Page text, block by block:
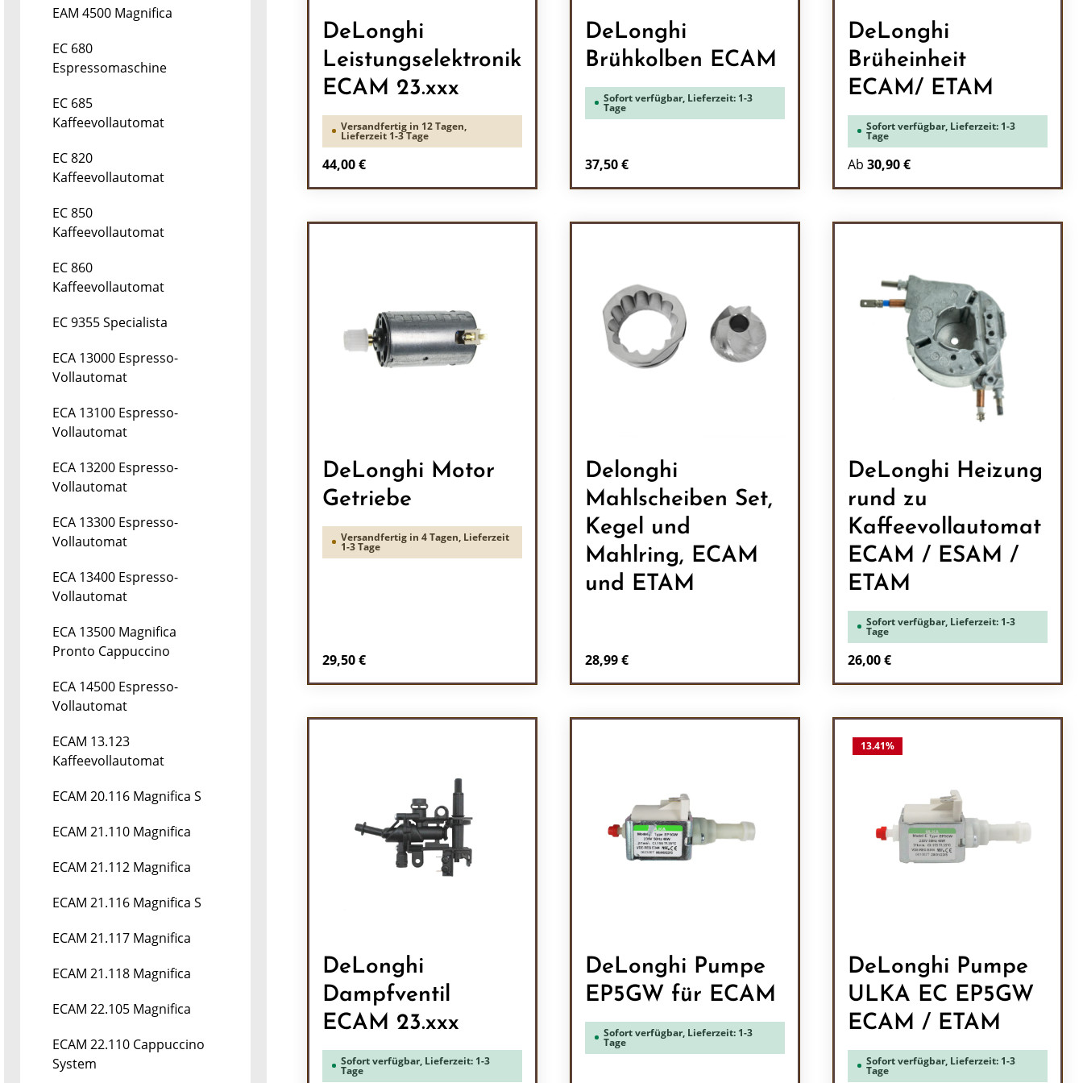
EAM 4500 Magnifica
EC 680
Espressomaschine
EC 685
Kaffeevollautomat
EC 820
Kaffeevollautomat
EC 850
Kaffeevollautomat
EC 860
Kaffeevollautomat
EC 9355 Specialista
ECA 13000 Espresso-
Vollautomat
ECA 13100 Espresso-
Vollautomat
ECA 13200 Espresso-
Vollautomat
ECA 13300 Espresso-
Vollautomat
ECA 13400 Espresso-
Vollautomat
ECA 13500 Magnifica
Pronto Cappuccino
ECA 14500 Espresso-
Vollautomat
ECAM 13.123
Kaffeevollautomat
ECAM 20.116 Magnifica S
ECAM 21.110 Magnifica
ECAM 21.112 Magnifica
ECAM 21.116 Magnifica S
ECAM 21.117 Magnifica
ECAM 21.118 Magnifica
ECAM 22.105 Magnifica
ECAM 22.110 Cappuccino
System
DeLonghi
Leistungselektronik
ECAM 23.xxx
Versandfertig in 12 Tagen,
Lieferzeit 1-3 Tage
Regulärer Preis:
44,00 €
DeLonghi
Brühkolben ECAM
Sofort verfügbar, Lieferzeit: 1-3
Tage
Regulärer Preis:
37,50 €
DeLonghi
Brüheinheit
ECAM/ ETAM
Sofort verfügbar, Lieferzeit: 1-3
Tage
Ab 30,90 €
DeLonghi Motor
Getriebe
Versandfertig in 4 Tagen, Lieferzeit
1-3 Tage
Regulärer Preis:
29,50 €
Delonghi
Mahlscheiben Set,
Kegel und
Mahlring, ECAM
und ETAM
Regulärer Preis:
28,99 €
DeLonghi Heizung
rund zu
Kaffeevollautomat
ECAM / ESAM /
ETAM
Sofort verfügbar, Lieferzeit: 1-3
Tage
Regulärer Preis:
26,00 €
DeLonghi
Dampfventil
ECAM 23.xxx
Sofort verfügbar, Lieferzeit: 1-3
Tage
DeLonghi Pumpe
EP5GW für ECAM
Sofort verfügbar, Lieferzeit: 1-3
Tage
13.41%
DeLonghi Pumpe
ULKA EC EP5GW
ECAM / ETAM
Sofort verfügbar, Lieferzeit: 1-3
Tage